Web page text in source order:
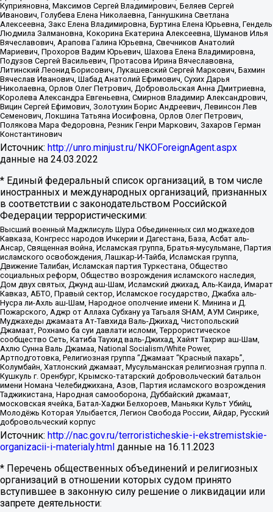
Куприяновна, Максимов Сергей Владимирович, Беляев Сергей
Иванович, Голубева Елена Николаевна, Ганнушкина Светлана
Алексеевна, Закс Елена Владимировна, Буртина Елена Юрьевна, Гендель
Людмила Залмановна, Кокорина Екатерина Алексеевна, Шуманов Илья
Вячеславович, Арапова Галина Юрьевна, Свечников Анатолий
Мариевич, Прохоров Вадим Юрьевич, Шахова Елена Владимировна,
Подузов Сергей Васильевич, Протасова Ирина Вячеславовна,
Литинский Леонид Борисович, Лукашевский Сергей Маркович, Бахмин
Вячеслав Иванович, Шабад Анатолий Ефимович, Сухих Дарья
Николаевна, Орлов Олег Петрович, Добровольская Анна Дмитриевна,
Королева Александра Евгеньевна, Смирнов Владимир Александрович,
Вицин Сергей Ефимович, Золотухин Борис Андреевич, Левинсон Лев
Семенович, Локшина Татьяна Иосифовна, Орлов Олег Петрович,
Полякова Мара Федоровна, Резник Генри Маркович, Захаров Герман
Константинович
Источник: http://unro.minjust.ru/NKOForeignAgent.aspx
данные на 24.03.2022
* Единый федеральный список организаций, в том числе
иностранных и международных организаций, признанных
в соответствии с законодательством Российской
Федерации террористическими:
Высший военный Маджлисуль Шура Объединенных сил моджахедов
Кавказа, Конгресс народов Ичкерии и Дагестана, База, Асбат аль-
Ансар, Священная война, Исламская группа, Братья-мусульмане, Партия
исламского освобождения, Лашкар-И-Тайба, Исламская группа,
Движение Талибан, Исламская партия Туркестана, Общество
социальных реформ, Общество возрождения исламского наследия,
Дом двух святых, Джунд аш-Шам, Исламский джихад, Аль-Каида, Имарат
Кавказ, АБТО, Правый сектор, Исламское государство, Джабха аль-
Нусра ли-Ахль аш-Шам, Народное ополчение имени К. Минина и Д.
Пожарского, Аджр от Аллаха Субхану уа Тагьаля SHAM, АУМ Синрике,
Муджахеды джамаата Ат-Тавхида Валь-Джихад, Чистопольский
Джамаат, Рохнамо ба суи давлати исломи, Террористическое
сообщество Сеть, Катиба Таухид валь-Джихад, Хайят Тахрир аш-Шам,
Ахлю Сунна Валь Джамаа, National Socialism/White Power,
Артподготовка, Религиозная группа “Джамаат “Красный пахарь”,
Колумбайн, Хатлонский джамаат, Мусульманская религиозная группа п.
Кушкуль г. Оренбург, Крымско-татарский добровольческий батальон
имени Номана Челебиджихана, Азов, Партия исламского возрождения
Таджикистана, Народная самооборона, Дуббайский джамаат,
московская ячейка, Батал-Хаджи Белхороев, Маньяки Культ Убийц,
Молодёжь Которая Улыбается, Легион Свобода России, Айдар, Русский
добровольческий корпус
Источник: http://nac.gov.ru/terroristicheskie-i-ekstremistskie-
organizacii-i-materialy.html данные на 16.11.2023
* Перечень общественных объединений и религиозных
организаций в отношении которых судом принято
вступившее в законную силу решение о ликвидации или
запрете деятельности: